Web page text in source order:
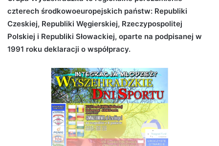
d
a
n
e
a
i
l
czterech środkowoeuropejskich państw: Republiki
Czeskiej, Republiki Węgierskiej, Rzeczypospolitej
Polskiej i Republiki Słowackiej, oparte na podpisanej w
1991 roku deklaracji o współpracy.